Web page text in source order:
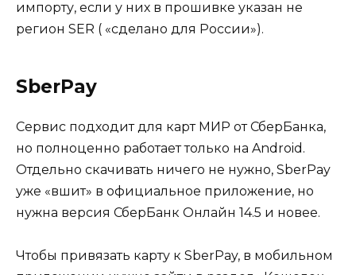
импорту, если у них в прошивке указан не
регион SER ( «сделано для России»).
SberPay
Сервис подходит для карт МИР от СберБанка,
но полноценно работает только на Android.
Отдельно скачивать ничего не нужно, SberPay
уже «вшит» в официальное приложение, но
нужна версия СберБанк Онлайн 14.5 и новее.
Чтобы привязать карту к SberPay, в мобильном